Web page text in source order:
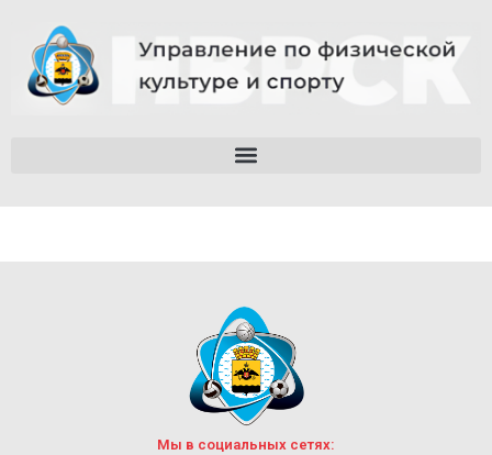
Мы в социальных сетях: